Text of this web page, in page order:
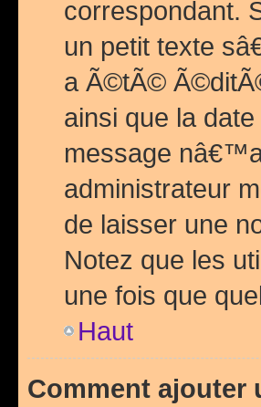
correspondant.
un petit texte
a Ã©tÃ©
ainsi que la
message
administrateur
de laisser une
Notez que les
une fois que
Haut
Comment ajouter